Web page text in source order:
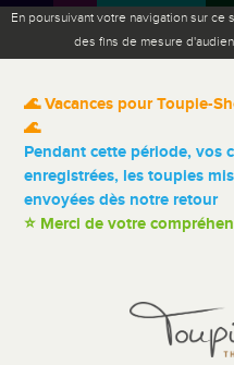
En poursuivant votre navigation sur
des fins de mesure
🌊 Vacances pour Toupie-
🌊
Pendant cette période, vos
enregistrées, les toupies
envoyées dès notre retour
⭐ Merci de votre